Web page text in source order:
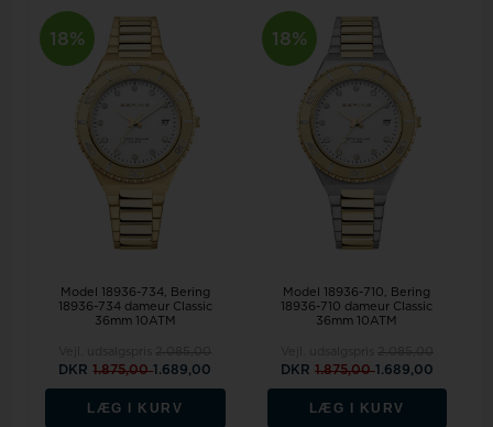
18%
Model 18936-734
Bering
18936-734 dameur Classic
36mm 10ATM
DKR1.875,001.689,00
LÆG I KURV
18%
Model 18936-710
Bering
18936-710 dameur Classic
36mm 10ATM
DKR 1.875,001.689,00
LÆG I KURV